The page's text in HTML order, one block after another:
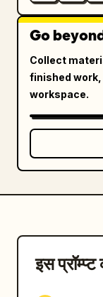
Go
Collect
finished
workspace.
इस